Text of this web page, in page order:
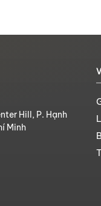
Hill, P. Hạnh
Minh